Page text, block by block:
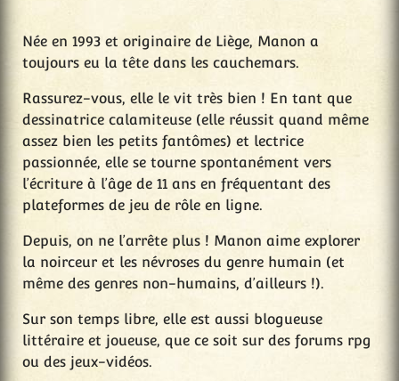
Née en 1993 et originaire de Liège, Manon a
toujours eu la tête dans les cauchemars.
Rassurez-vous, elle le vit très bien ! En tant que
dessinatrice calamiteuse (elle réussit quand même
assez bien les petits fantômes) et lectrice
passionnée, elle se tourne spontanément vers
l’écriture à l’âge de 11 ans en fréquentant des
plateformes de jeu de rôle en ligne.
Depuis, on ne l’arrête plus ! Manon aime explorer
la noirceur et les névroses du genre humain (et
même des genres non-humains, d’ailleurs !).
Sur son temps libre, elle est aussi blogueuse
littéraire et joueuse, que ce soit sur des forums rpg
ou des jeux-vidéos.